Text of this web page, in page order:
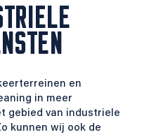
en
in meer
gebied van industriele
kunnen wij ook de